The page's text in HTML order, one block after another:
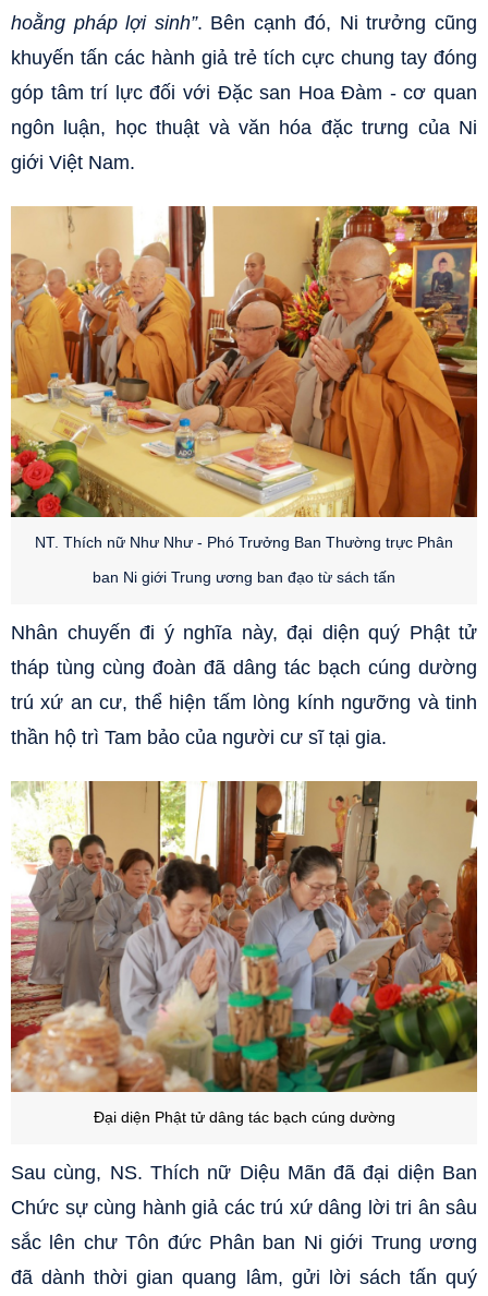
hoằng pháp lợi sinh”. Bên cạnh đó, Ni trưởng cũng
khuyến tấn các hành giả trẻ tích cực chung tay đóng
góp tâm trí lực đối với Đặc san Hoa Đàm - cơ quan
ngôn luận, học thuật và văn hóa đặc trưng của Ni
giới Việt Nam.
NT. Thích nữ Như Như - Phó Trưởng Ban Thường trực Phân
ban Ni giới Trung ương ban đạo từ sách tấn
Nhân chuyến đi ý nghĩa này, đại diện quý Phật tử
tháp tùng cùng đoàn đã dâng tác bạch cúng dường
trú xứ an cư, thể hiện tấm lòng kính ngưỡng và tinh
thần hộ trì Tam bảo của người cư sĩ tại gia.
Đại diện Phật tử dâng tác bạch cúng dường
Sau cùng, NS. Thích nữ Diệu Mãn đã đại diện Ban
Chức sự cùng hành giả các trú xứ dâng lời tri ân sâu
sắc lên chư Tôn đức Phân ban Ni giới Trung ương
đã dành thời gian quang lâm, gửi lời sách tấn quý